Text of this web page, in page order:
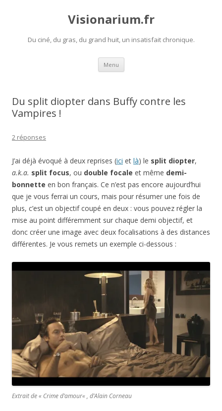
Visionarium.fr
Du ciné, du gras, du grand huit, un insatisfait chronique.
Menu Aller
contenu
Du split diopter dans Buffy contre les
Vampires !
2 réponses
J’ai déjà évoqué à deux reprises (ici et là) le split diopter,
a.k.a. split focus, ou double focale et même demi-
bonnette en bon français. Ce n’est pas encore aujourd’hui
que je vous ferrai un cours, mais pour résumer une fois de
plus, c’est un objectif coupé en deux : vous pouvez régler la
mise au point différemment sur chaque demi objectif, et
donc créer une image avec deux focalisations à des distances
différentes. Je vous remets un exemple ci-dessous :
Extrait de « Crime d’amour« , d’Alain Corneau